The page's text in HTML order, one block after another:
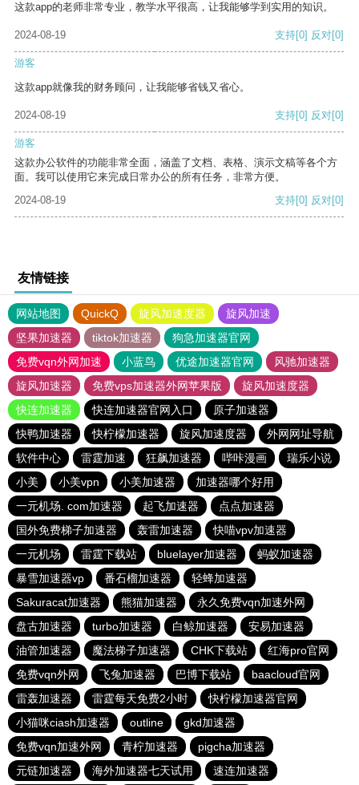
这款app的老师非常专业，教学水平很高，让我能够学到实用的知识。
2024-08-19 支持[0] 反对[0]
游客
这款app就像我的财务顾问，让我能够省钱又省心。
2024-08-19 支持[0] 反对[0]
游客
这款办公软件的功能非常全面，涵盖了文档、表格、演示文稿等各个方
面。我可以使用它来完成日常办公的所有任务，非常方便。
2024-08-19
支持[0] 反对[0]
友情链接
网站地图 QuickQ 旋风加速度器
旋风加速
坚果加速器
tiktok加速器
狗急加速器官网
免费vqn外网加速
小蓝鸟 优途加速器官网
风驰加速器
旋风加速器
免费vps加速器外网苹果版
旋风加速度器
快连加速器
快连加速器官网入口
原子加速器
快鸭加速器
快柠檬加速器 旋风加速度器
外网网址导航
软件中心
雷霆加速 狂飙加速器 哔咔漫画
瑞乐小说
小美
小美vpn 小美加速器
加速器哪个好用
一元机场. com加速器
起飞加速器
点点加速器
国外免费梯子加速器
轰雷加速器
快喵vpv加速器
一元机场
雷霆下载站 bluelayer加速器
蚂蚁加速器
暴雪加速器vp
番石榴加速器
轻蜂加速器
Sakuracat加速器
熊猫加速器
永久免费vqn加速外网
盘古加速器
turbo加速器 白鲸加速器
安易加速器
油管加速器
魔法梯子加速器 CHK下载站
红海pro官网
免费vqn外网
飞兔加速器 巴博下载站
baacloud官网
雷轰加速器
雷霆每天免费2小时
快柠檬加速器官网
小猫咪ciash加速器
outline
gkd加速器
免费vqn加速外网
青柠加速器
pigcha加速器
元链加速器
海外加速器七天试用 速连加速器